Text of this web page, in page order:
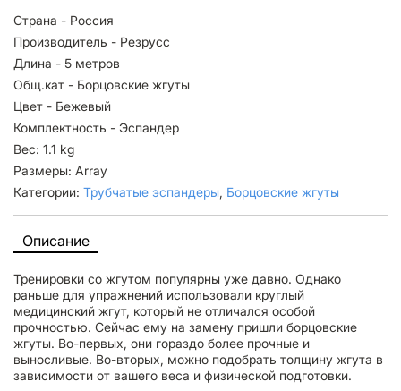
Описание
Тренировки со жгутом популярны уже давно. Однако
раньше для упражнений использовали круглый
медицинский жгут, который не отличался особой
прочностью. Сейчас ему на замену пришли борцовские
жгуты. Во-первых, они гораздо более прочные и
выносливые. Во-вторых, можно подобрать толщину жгута в
зависимости от вашего веса и физической подготовки.
Страна - Россия
Производитель - Резрусс
Длина - 5 метров
Общ.кат - Борцовские жгуты
Цвет - Бежевый
Комплектность - Эспандер
Вес: 1.1 kg
Размеры: Array
Категории: Трубчатые эспандеры, Борцовские жгуты